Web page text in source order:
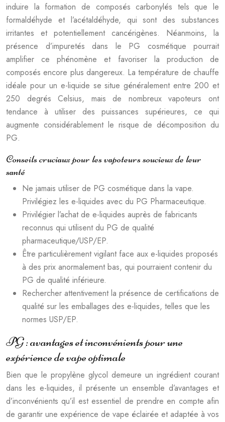
induire la formation de composés carbonylés tels que le
formaldéhyde et l’acétaldéhyde, qui sont des substances
irritantes et potentiellement cancérigènes. Néanmoins, la
présence d’impuretés dans le PG cosmétique pourrait
amplifier ce phénomène et favoriser la production de
composés encore plus dangereux. La température de chauffe
idéale pour un e-liquide se situe généralement entre 200 et
250 degrés Celsius, mais de nombreux vapoteurs ont
tendance à utiliser des puissances supérieures, ce qui
augmente considérablement le risque de décomposition du
PG.
Conseils cruciaux pour les vapoteurs soucieux de leur
santé
Ne jamais utiliser de PG cosmétique dans la vape.
Privilégiez les e-liquides avec du PG Pharmaceutique.
Privilégier l’achat de e-liquides auprès de fabricants
reconnus qui utilisent du PG de qualité
pharmaceutique/USP/EP.
Être particulièrement vigilant face aux e-liquides proposés
à des prix anormalement bas, qui pourraient contenir du
PG de qualité inférieure.
Rechercher attentivement la présence de certifications de
qualité sur les emballages des e-liquides, telles que les
normes USP/EP.
PG : avantages et inconvénients pour une
expérience de vape optimale
Bien que le propylène glycol demeure un ingrédient courant
dans les e-liquides, il présente un ensemble d’avantages et
d’inconvénients qu’il est essentiel de prendre en compte afin
de garantir une expérience de vape éclairée et adaptée à vos